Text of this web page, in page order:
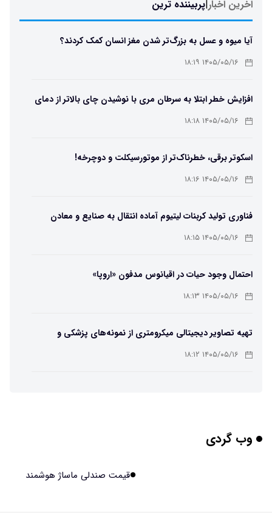
اخرین اخبار|پربیننده ترین
آیا میوه و عسل به بزرگ‌تر شدن مغز انسان کمک کردند؟
۱۴۰۵/۰۵/۱۶ ۱۸:۱۹
افزایش خطر ابتلا به سرطان مری با نوشیدن چای بالاتر از دمای
۶۵ درجه ۱۴۰۵/۰۵/۱۶ ۱۸:۱۸
اسکوتر برقی، خطرناک‌تر از موتورسیکلت و دوچرخه!
۱۴۰۵/۰۵/۱۶ ۱۸:۱۶
فناوری تولید کربنات لیتیوم آماده انتقال به صنایع و معادن
است۱۴۰۵/۰۵/۱۶ ۱۸:۱۵
احتمال وجود حیات در اقیانوس مدفون «اروپا»
۱۴۰۵/۰۵/۱۶ ۱۸:۱۳
تهیه تصاویر دیجیتالی میکرومتری از نمونه‌های پزشکی و
صنعتی۱۴۰۵/۰۵/۱۶ ۱۸:۱۲
وب گردی
قیمت صندلی ماساژ هوشمند